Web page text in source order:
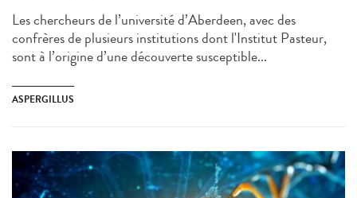
Les chercheurs de l’université d’Aberdeen, avec des
confrères de plusieurs institutions dont l'Institut Pasteur,
sont à l’origine d’une découverte susceptible...
ASPERGILLUS